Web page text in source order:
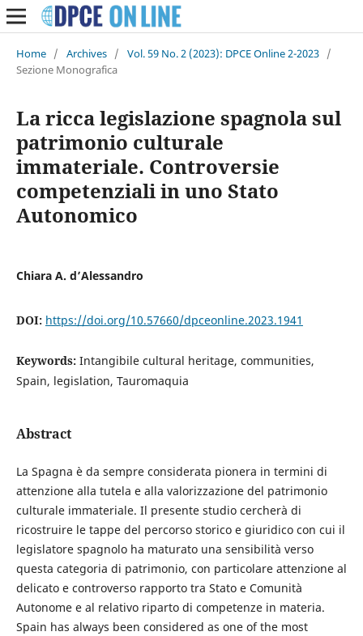
Home / Archives / Vol. 59 No. 2 (2023): DPCE Online 2-2023 /
Sezione Monografica
La ricca legislazione spagnola sul
patrimonio culturale
immateriale. Controversie
competenziali in uno Stato
Autonomico
Chiara A. d’Alessandro
DOI: https://doi.org/10.57660/dpceonline.2023.1941
Keywords: Intangibile cultural heritage, communities,
Spain, legislation, Tauromaquia
Abstract
La Spagna è da sempre considerata pionera in termini di
attenzione alla tutela e alla valorizzazione del patrimonio
culturale immateriale. Il presente studio cercherà di
ricostruire le tappe del percorso storico e giuridico con cui il
legislatore spagnolo ha maturato una sensibilità verso
questa categoria di patrimonio, con particolare attenzione al
delicato e controverso rapporto tra Stato e Comunità
Autonome e al relativo riparto di competenze in materia.
Spain has always been considered as one of the most